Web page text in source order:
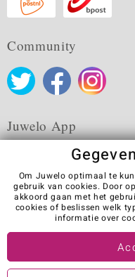
Community
Juwelo App
Algemene
Colofon
Visit our
Om Juwelo optimaal te
gebruik van cookies. Door
akkoord gaan met het
cookies of beslissen welk
informatie over